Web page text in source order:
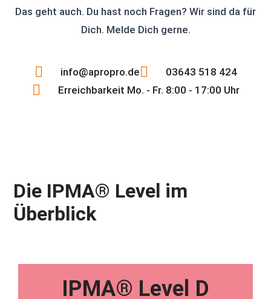
Das geht auch. Du hast noch Fragen? Wir sind da für
Dich. Melde Dich gerne.
info@apropro.de
03643 518 424
Erreichbarkeit Mo. - Fr. 8:00 - 17:00 Uhr
Die IPMA® Level im
Überblick
IPMA® Level D